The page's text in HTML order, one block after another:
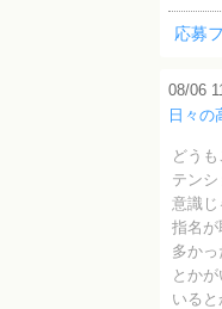
応募
08/06
日々の
どう
テンシ
意識
指名が
多か
とか
いる